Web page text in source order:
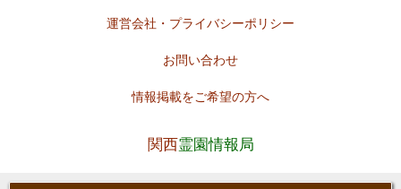
運営会社・プライバシーポリシー
お問い合わせ
情報掲載をご希望の方へ
関西霊園情報局